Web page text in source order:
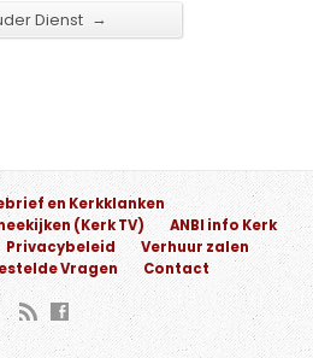
Dienst →
en Kerkklanken
(Kerk TV)
ANBI info Kerk
Privacybeleid
Verhuur zalen
Vragen Contact